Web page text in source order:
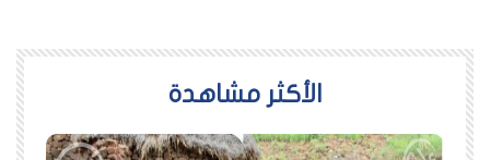
اﻷكثر مشاهدة